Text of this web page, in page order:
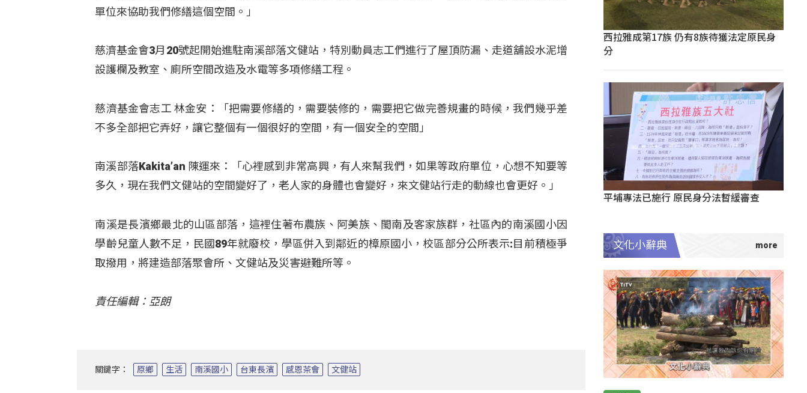
單位來協助我們修繕這個空間。」
慈濟基金會3月20號起開始進駐南溪部落文健站，特別動員志工們進行了屋頂防漏、走道舖設水泥增
設護欄及教室、廁所空間改造及水電等多項修繕工程。
慈濟基金會志工 林金安：「把需要修繕的，需要裝修的，需要把它做完善規畫的時候，我們幾乎差
不多全部把它弄好，讓它整個有一個很好的空間，有一個安全的空間」
南溪部落Kakita’an 陳運來：「心裡感到非常高興，有人來幫我們，如果等政府單位，心想不知要等
多久，現在我們文健站的空間變好了，老人家的身體也會變好，來文健站行走的動線也會更好。」
南溪是長濱鄉最北的山區部落，這裡住著布農族、阿美族、閩南及客家族群，社區內的南溪國小因
學齡兒童人數不足，民國89年就廢校，學區併入到鄰近的樟原國小，校區部分公所表示:目前積極爭
取撥用，將建造部落聚會所、文健站及災害避難所等。
責任編輯：亞朗
關鍵字： 原鄉 生活 南溪國小 台東長濱 感恩茶會 文健站
西拉雅成第17族 仍有8族待獲法定原民身
分
平埔專法已施行 原民身分法暫緩審查
文化小辭典